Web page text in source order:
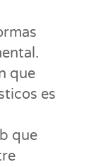
que
es
que